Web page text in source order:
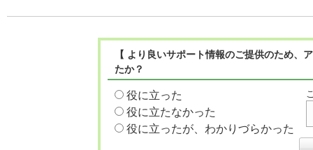
【 より良いサポート情報のご提供のため
たか？
役に立った
役に立たなかった
役に立ったが、わかりづらかった